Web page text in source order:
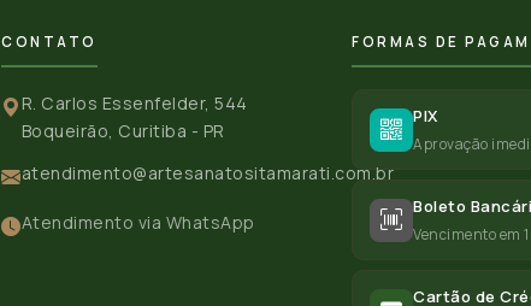
CONTATO
R. Carlos Essenfelder, 544
Boqueirão, Curitiba - PR
atendimento@artesanatositamarati.com.br
Atendimento via WhatsApp
FORMAS DE
PIX
Aprovação
Boleto
Vencimento em
Cartão de